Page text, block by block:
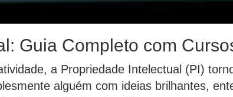
Guia Completo com
a Propriedade Intelectual (PI)
alguém com ideias brilhantes,